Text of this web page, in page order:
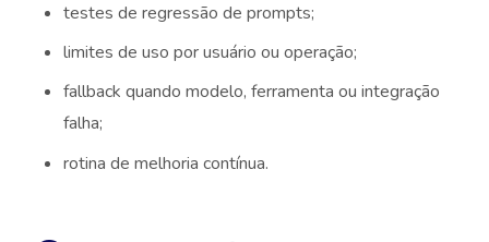
testes de regressão de prompts;
limites de uso por usuário ou operação;
fallback quando modelo, ferramenta ou integração
falha;
rotina de melhoria contínua.